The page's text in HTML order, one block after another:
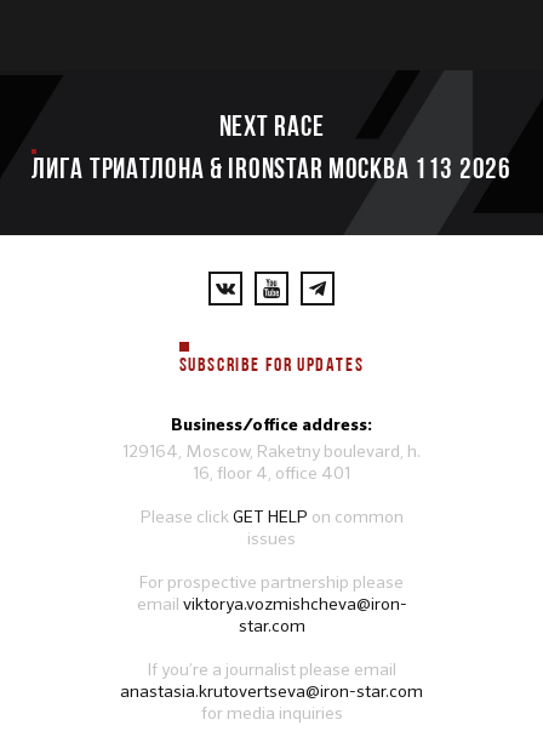
Next race
ЛИГА ТРИАТЛОНА & IRONSTAR МОСКВА 113 2026
SUBSCRIBE FOR UPDATES
Business/office address:
129164, Moscow, Raketny boulevard, h.
16, floor 4, office 401
Please click GET HELP on common
issues
For prospective partnership please
email viktorya.vozmishcheva@iron-
star.com
If you’re a journalist please email
anastasia.krutovertseva@iron-star.com
for media inquiries